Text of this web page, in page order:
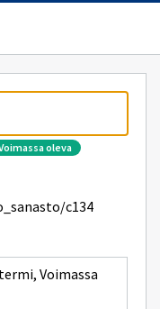
voimassa oleva
c134
, Voimassa